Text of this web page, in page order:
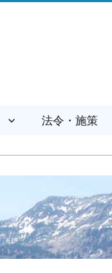
法令・施策